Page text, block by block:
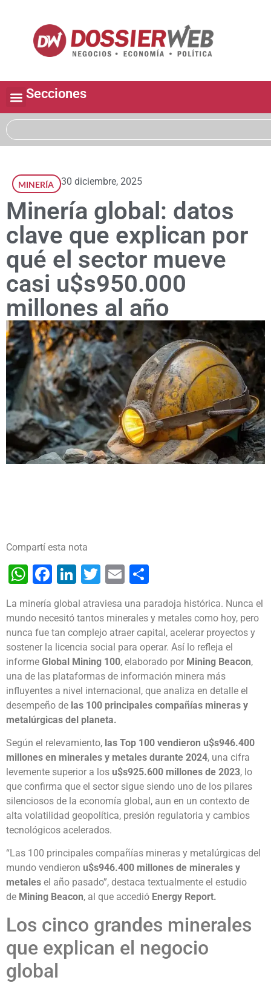
Secciones
MINERÍA 30 diciembre, 2025
Minería global: datos
clave que explican por
qué el sector mueve
casi u$s950.000
millones al año
Compartí esta nota
WhatsApp
Facebook
LinkedIn
Twitter
Email
La minería global atraviesa una paradoja histórica. Nunca el
mundo necesitó tantos minerales y metales como hoy, pero
nunca fue tan complejo atraer capital, acelerar proyectos y
sostener la licencia social para operar. Así lo refleja el
informe Global Mining 100, elaborado por Mining Beacon,
una de las plataformas de información minera más
influyentes a nivel internacional, que analiza en detalle el
desempeño de las 100 principales compañías mineras y
metalúrgicas del planeta.
Según el relevamiento, las Top 100 vendieron u$s946.400
millones en minerales y metales durante 2024, una cifra
levemente superior a los u$s925.600 millones de 2023, lo
que confirma que el sector sigue siendo uno de los pilares
silenciosos de la economía global, aun en un contexto de
alta volatilidad geopolítica, presión regulatoria y cambios
tecnológicos acelerados.
“Las 100 principales compañías mineras y metalúrgicas del
mundo vendieron u$s946.400 millones de minerales y
metales el año pasado”, destaca textualmente el estudio
de Mining Beacon, al que accedió Energy Report.
Los cinco grandes minerales
que explican el negocio
global